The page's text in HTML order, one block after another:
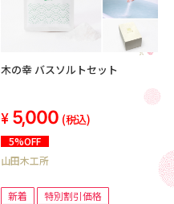
木の幸 バスソルトセット
5,000 (税込)
5%OFF
山田木工所
新着
特別割引価格